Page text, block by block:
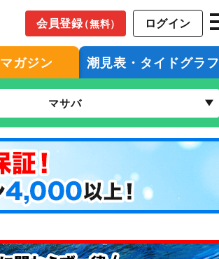
会員登録（無料） ログイン
マガジン 潮見表・タイドグラフ
マサバ